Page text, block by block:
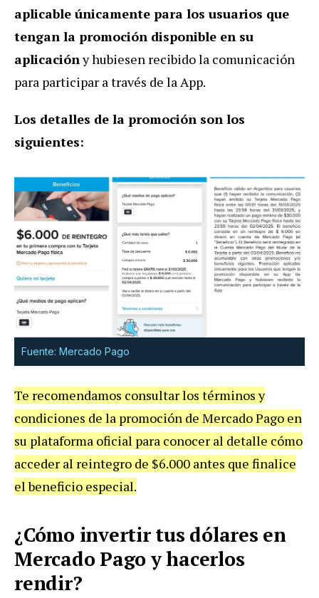
aplicable únicamente para los usuarios que
tengan la promoción disponible en su
aplicacióny hubiesen recibido la comunicación
para participar a través de la App.
Los detalles de la promoción son los
siguientes:
Fuente: Mercado Pago
Te recomendamos consultar los términos y
condiciones de la promoción de Mercado Pago en
su plataforma oficial para conocer al detalle cómo
acceder al reintegro de $6.000 antes que finalice
el beneficio especial.
¿Cómo invertir tus dólares en
Mercado Pago y hacerlos
rendir?